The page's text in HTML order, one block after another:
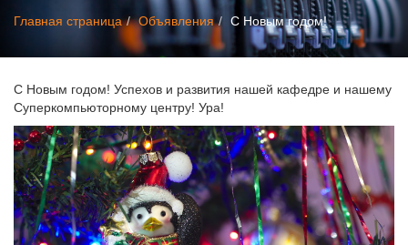
Главная страница Объявления С Новым годом!
С Новым годом! Успехов и развития нашей кафедре и нашему
Суперкомпьюторному центру! Ура!